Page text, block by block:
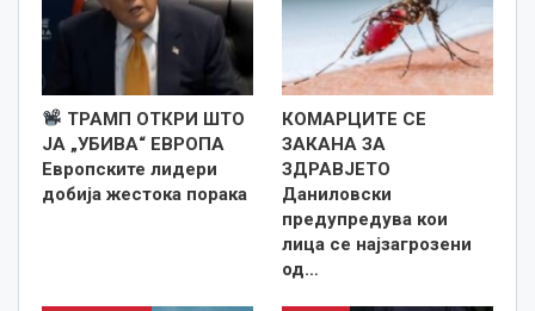
ТРАМП ОТКРИ ШТО
ЈА „УБИВА“ ЕВРОПА
Европските лидери
добија жестока порака
КОМАРЦИТЕ СЕ
ЗАКАНА ЗА
ЗДРАВЈЕТО
Даниловски
предупредува кои
лица се најзагрозени
од…